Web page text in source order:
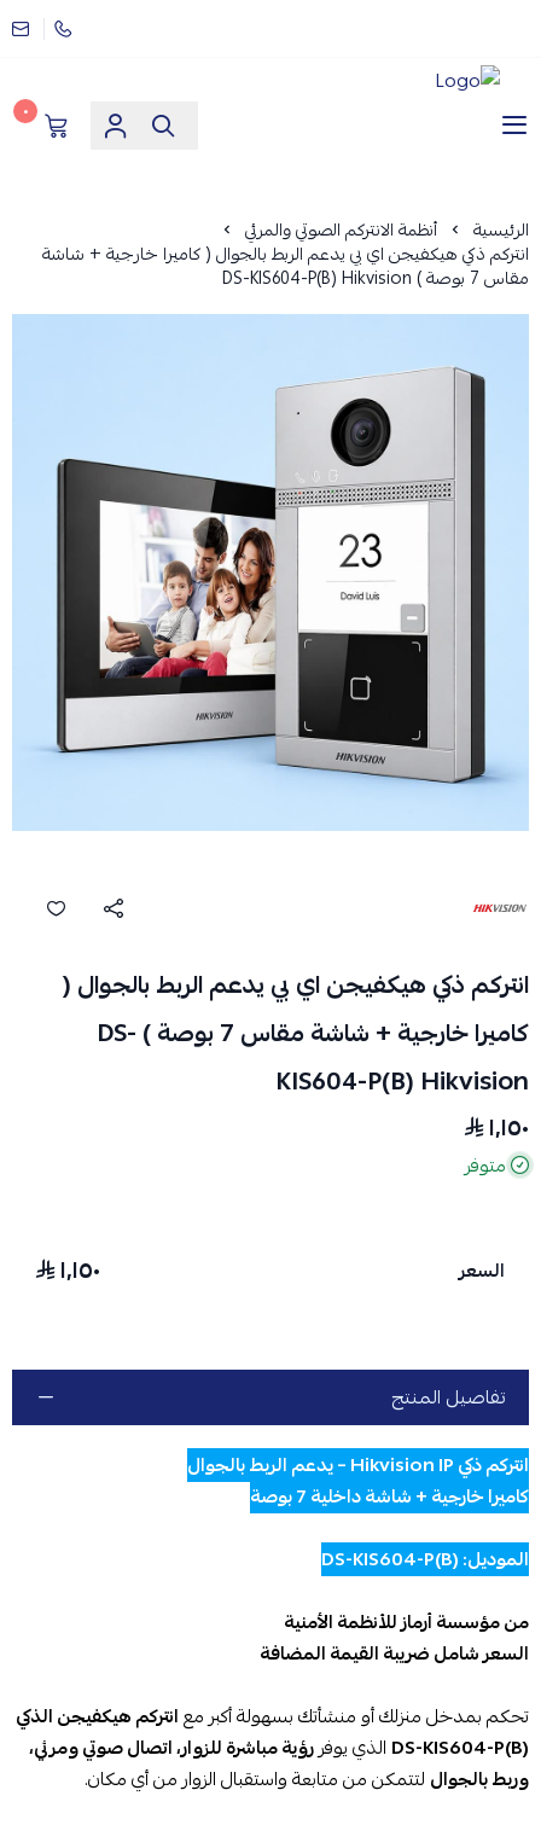
٠
الرئيسية أنظمة الانتركم الصوتي والمرئي
انتركم ذكي هيكفيجن اي بي يدعم الربط بالجوال ( كاميرا خارجية + شاشة
مقاس 7 بوصة ) DS-KIS604-P(B) Hikvision
انتركم ذكي هيكفيجن اي بي يدعم الربط بالجوال (
كاميرا خارجية + شاشة مقاس 7 بوصة ) DS-
KIS604-P(B) Hikvision
١٬١٥٠
متوفر
السعر ١٬١٥٠
تفاصيل المنتج
انتركم ذكي Hikvision IP – يدعم الربط بالجوال
كاميرا خارجية + شاشة داخلية 7 بوصة
الموديل: DS-KIS604-P(B)
من مؤسسة أرماز للأنظمة الأمنية
السعر شامل ضريبة القيمة المضافة
تحكم بمدخل منزلك أو منشأتك بسهولة أكبر معانتركم هيكفيجن الذكي
DS-KIS604-P(B) الذي يوفررؤية مباشرة للزوار، اتصال صوتي ومرئي،
وربط بالجوال لتتمكن من متابعة واستقبال الزوار من أي مكان.